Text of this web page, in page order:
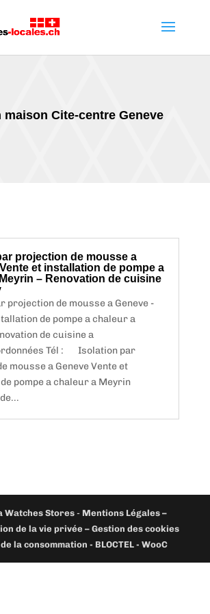
maison Cite-centre Geneve
projection de mousse a
et installation de pompe a
– Renovation de cuisine
projection de mousse a Geneve -
de pompe a chaleur a
de cuisine a
Tél : Isolation par
mousse a Geneve Vente et
pompe a chaleur a Meyrin
Watches Stores - Mentions Légales –
de la vie privée – Gestion des cookies
la consommation - BLOCTEL - WooC